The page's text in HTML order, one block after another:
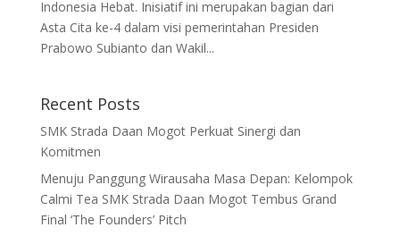
Indonesia Hebat. Inisiatif ini merupakan bagian dari
Asta Cita ke-4 dalam visi pemerintahan Presiden
Prabowo Subianto dan Wakil...
Recent Posts
SMK Strada Daan Mogot Perkuat Sinergi dan
Komitmen
Menuju Panggung Wirausaha Masa Depan: Kelompok
Calmi Tea SMK Strada Daan Mogot Tembus Grand
Final ‘The Founders’ Pitch